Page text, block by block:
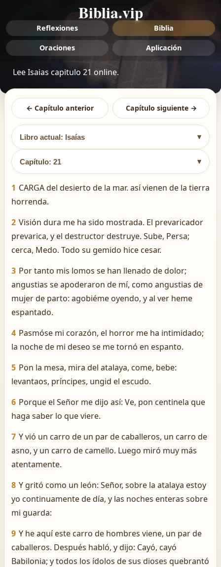
Biblia.vip
Reflexiones Biblia
Oraciones Aplicación
Lee Isaias capitulo 21 online.
← Capítulo anterior Capítulo siguiente →
Libro actual: Isaías ▾
Capítulo: 21 ▾
1 CARGA del desierto de la mar. así vienen de la tierra
horrenda.
2 Visión dura me ha sido mostrada. El prevaricador
prevarica, y el destructor destruye. Sube, Persa;
cerca, Medo. Todo su gemido hice cesar.
3 Por tanto mis lomos se han llenado de dolor;
angustias se apoderaron de mí, como angustias de
mujer de parto: agobiéme oyendo, y al ver heme
espantado.
4 Pasmóse mi corazón, el horror me ha intimidado;
la noche de mi deseo se me tornó en espanto.
5 Pon la mesa, mira del atalaya, come, bebe:
levantaos, príncipes, ungid el escudo.
6 Porque el Señor me dijo así: Ve, pon centinela que
haga saber lo que viere.
7 Y vió un carro de un par de caballeros, un carro de
asno, y un carro de camello. Luego miró muy más
atentamente.
8 Y gritó como un león: Señor, sobre la atalaya estoy
yo continuamente de día, y las noches enteras sobre
mi guarda:
9 Y he aquí este carro de hombres viene, un par de
caballeros. Después habló, y dijo: Cayó, cayó
Babilonia; y todos los ídolos de sus dioses quebrantó